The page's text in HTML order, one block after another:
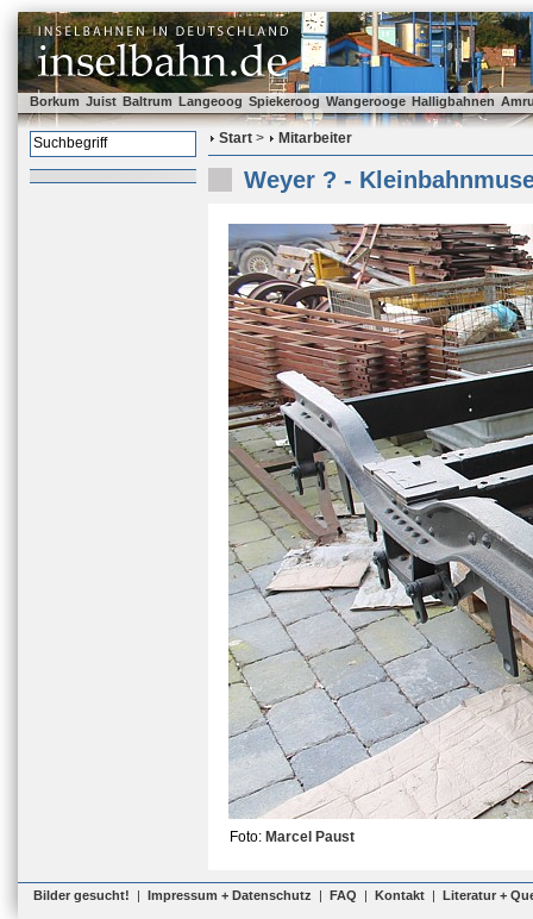
Borkum Juist Baltrum Langeoog Spiekeroog Wangerooge Halligbahnen
Start > Mitarbeiter
Weyer ? -
Foto: Marcel Paust
Bilder gesucht! | Impressum + Datenschutz | FAQ | Kontakt | Literatur +